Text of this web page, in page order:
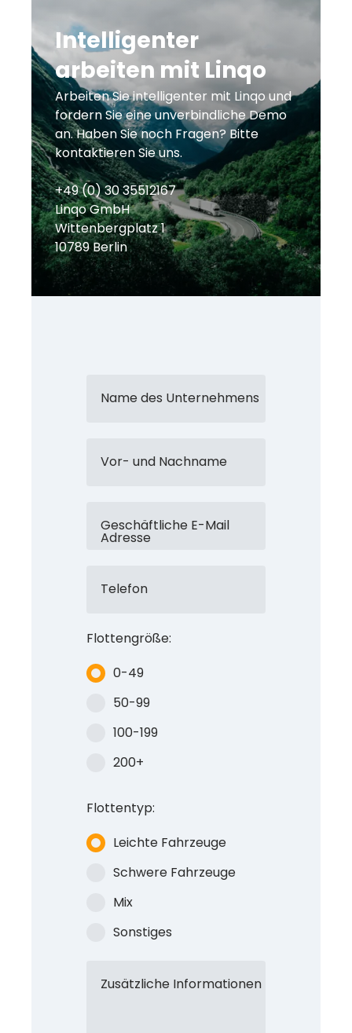
Intelligenter
arbeiten mit Linqo
Arbeiten Sie intelligenter mit Linqo und
fordern Sie eine unverbindliche Demo
an. Haben Sie noch Fragen? Bitte
kontaktieren Sie uns.
+49 (0) 30 35512167
Linqo GmbH
Wittenbergplatz 1
10789 Berlin
Name des Unternehmens
Vor- und Nachname
Geschäftliche E-Mail
Adresse
Telefon
Flottengröße:
0-49
50-99
100-199
200+
Flottentyp:
Leichte Fahrzeuge
Schwere Fahrzeuge
Mix
Sonstiges
Zusätzliche Informationen